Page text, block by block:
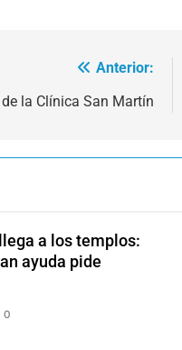
Anterior:
la Clínica San Martín
a los templos:
ayuda pide
0